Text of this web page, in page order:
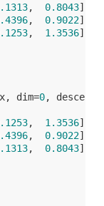
, 0.8043],
, 0.9022],
, 1.3536]])
dim=0,
, 1.3536],
, 0.9022],
, 0.8043]])